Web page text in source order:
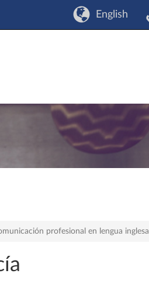
English
profesional en lengua inglesa